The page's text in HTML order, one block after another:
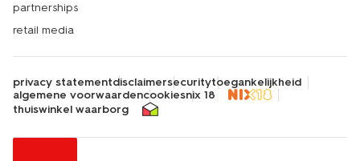
partnerships
retail media
privacy statementdisclaimersecuritytoegankelijkheid
algemene voorwaardencookiesnix 18
thuiswinkel waarborg